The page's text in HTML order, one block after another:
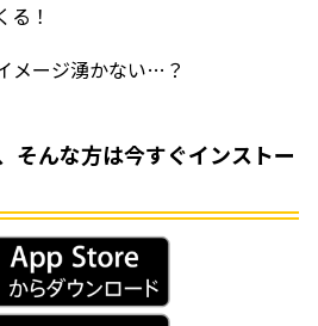
！
メージ湧かない…？
そんな方は今すぐインストー